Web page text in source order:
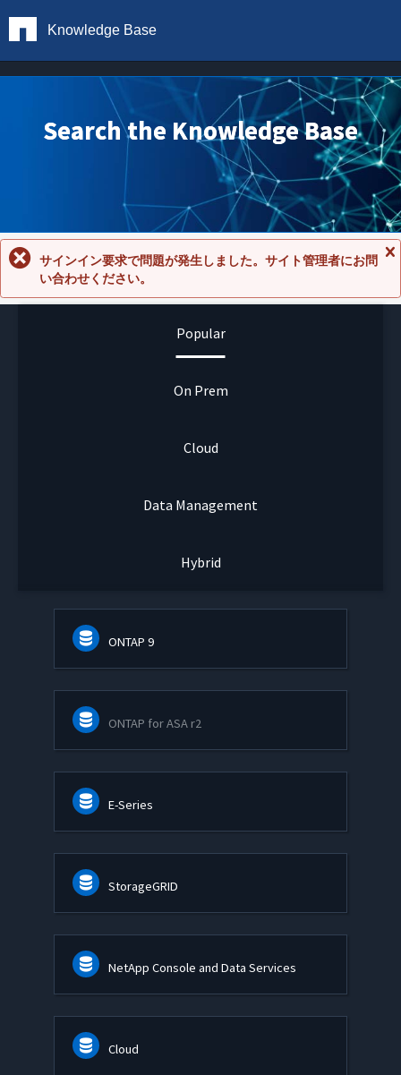
Knowledge Base
Search the Knowledge Base
セ
サインイン要求で問題が発生しました。サイト管理者にお問
い合わせください。
Popular
On Prem
Cloud
Data Management
Hybrid
ONTAP 9
ONTAP for ASA r2
E-Series
StorageGRID
NetApp Console and Data Services
Cloud